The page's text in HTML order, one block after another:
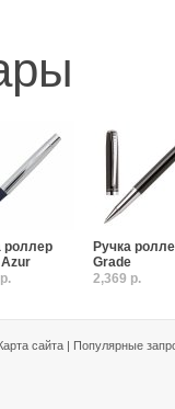
роллер
Ручка
Grade
2,369 р.
сайта | Популярные